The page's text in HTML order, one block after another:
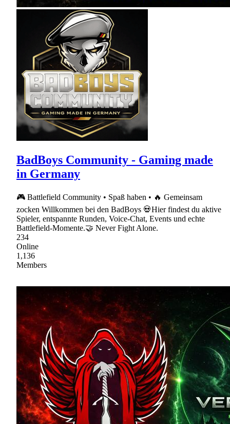
BadBoys Community - Gaming made
in Germany
🎮 Battlefield Community • Spaß haben • 🔥 Gemeinsam
zocken Willkommen bei den BadBoys 💀Hier findest du aktive
Spieler, entspannte Runden, Voice-Chat, Events und echte
Battlefield-Momente.🤝 Never Fight Alone.
234
Online
1,136
Members